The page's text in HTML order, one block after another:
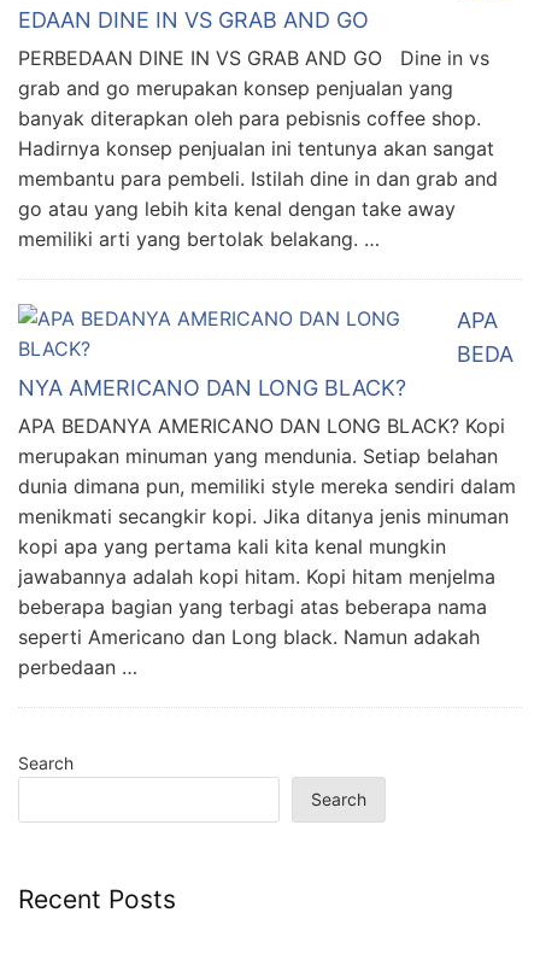
EDAAN DINE IN VS GRAB AND GO
PERBEDAAN DINE IN VS GRAB AND GO Dine in vs
grab and go merupakan konsep penjualan yang
banyak diterapkan oleh para pebisnis coffee shop.
Hadirnya konsep penjualan ini tentunya akan sangat
membantu para pembeli. Istilah dine in dan grab and
go atau yang lebih kita kenal dengan take away
memiliki arti yang bertolak belakang. …
APA
BEDA
NYA AMERICANO DAN LONG BLACK?
APA BEDANYA AMERICANO DAN LONG BLACK? Kopi
merupakan minuman yang mendunia. Setiap belahan
dunia dimana pun, memiliki style mereka sendiri dalam
menikmati secangkir kopi. Jika ditanya jenis minuman
kopi apa yang pertama kali kita kenal mungkin
jawabannya adalah kopi hitam. Kopi hitam menjelma
beberapa bagian yang terbagi atas beberapa nama
seperti Americano dan Long black. Namun adakah
perbedaan …
Search
Search
Recent Posts